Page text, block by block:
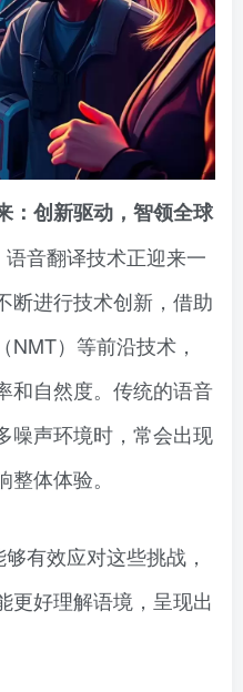
：创新驱动，智领全球
音翻译技术正迎来一
断进行技术创新，借助
）等前沿技术，
和自然度。传统的语音
噪声环境时，常会出现
体体验。
有效应对这些挑战，
更好理解语境，呈现出